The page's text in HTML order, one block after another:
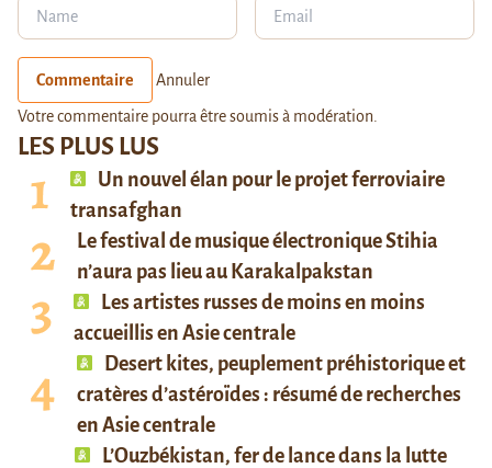
LES PLUS LUS
Un nouvel élan pour le projet ferroviaire
transafghan
Le festival de musique électronique Stihia
n’aura pas lieu au Karakalpakstan
Les artistes russes de moins en moins
accueillis en Asie centrale
Desert kites, peuplement préhistorique et
cratères d’astéroïdes : résumé de recherches
en Asie centrale
L’Ouzbékistan, fer de lance dans la lutte
Commentaire Annuler
Votre commentaire pourra être soumis à modération.